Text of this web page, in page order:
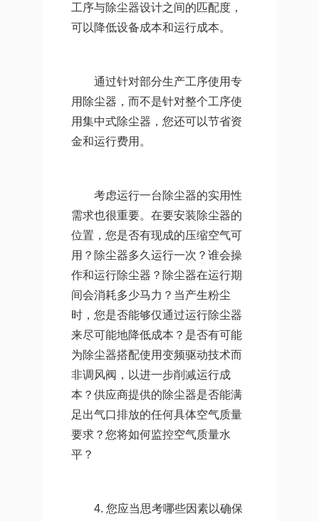
工序与除尘器设计之间的匹配度，
可以降低设备成本和运行成本。
通过针对部分生产工序使用专
用除尘器，而不是针对整个工序使
用集中式除尘器，您还可以节省资
金和运行费用。
考虑运行一台除尘器的实用性
需求也很重要。在要安装除尘器的
位置，您是否有现成的压缩空气可
用？除尘器多久运行一次？谁会操
作和运行除尘器？除尘器在运行期
间会消耗多少马力？当产生粉尘
时，您是否能够仅通过运行除尘器
来尽可能地降低成本？是否有可能
为除尘器搭配使用变频驱动技术而
非调风阀，以进一步削减运行成
本？供应商提供的除尘器是否能满
足出气口排放的任何具体空气质量
要求？您将如何监控空气质量水
平？
4. 您应当思考哪些因素以确保